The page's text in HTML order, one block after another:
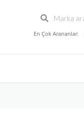
En Çok Arananlar: